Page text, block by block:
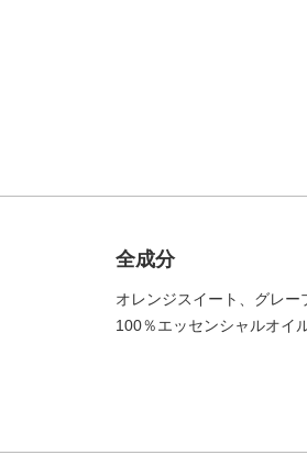
全成分
オレンジスイート、グレー
100％エッセンシャルオイ